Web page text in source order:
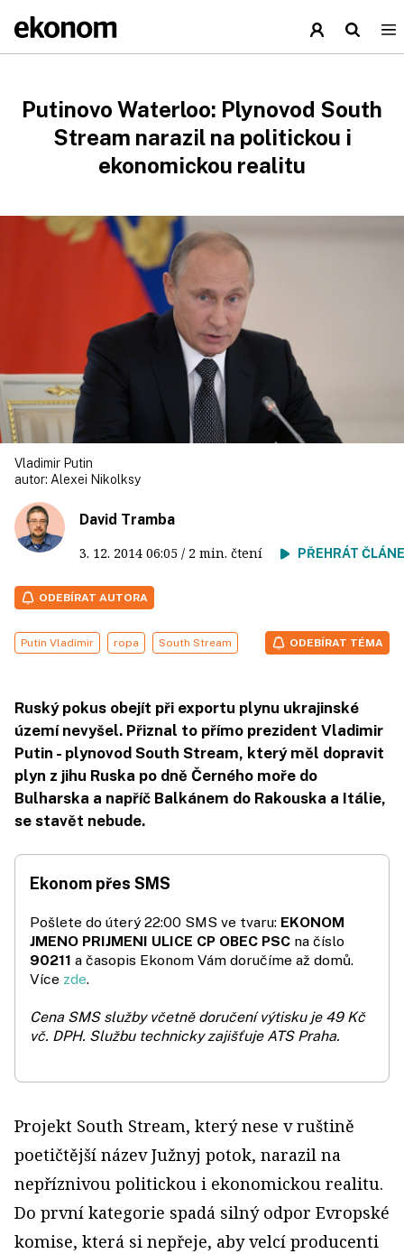
Putinovo Waterloo: Plynovod South
Stream narazil na politickou i
ekonomickou realitu
Vladimir Putin
autor: Alexei Nikolksy
David Tramba
3. 12. 2014 06:05 / 2 min. čtení PŘEHRÁT
ODEBÍRAT AUTORA
Putin Vladimir ropa South Stream ODEBÍRAT TÉMA
Ruský pokus obejít při exportu plynu ukrajinské
území nevyšel. Přiznal to přímo prezident Vladimir
Putin - plynovod South Stream, který měl dopravit
plyn z jihu Ruska po dně Černého moře do
Bulharska a napříč Balkánem do Rakouska a Itálie,
se stavět nebude.
Ekonom přes SMS
Pošlete do úterý 22:00 SMS ve tvaru: EKONOM
JMENO PRIJMENI ULICE CP OBEC PSC na číslo
90211 a časopis Ekonom Vám doručíme až domů.
Více zde.
Cena SMS služby včetně doručení výtisku je 49 Kč
vč. DPH. Službu technicky zajišťuje ATS Praha.
Projekt South Stream, který nese v ruštině
poetičtější název Južnyj potok, narazil na
nepříznivou politickou i ekonomickou realitu.
Do první kategorie spadá silný odpor Evropské
komise, která si nepřeje, aby velcí producenti